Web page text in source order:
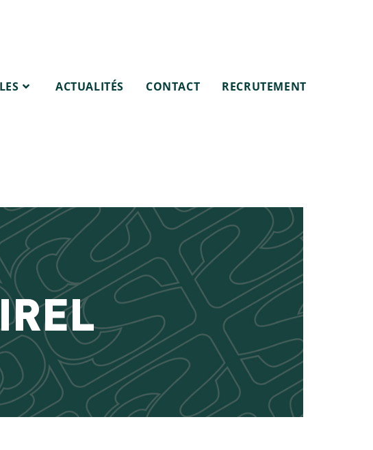
ACTUALITÉS CONTACT RECRUTEMENT